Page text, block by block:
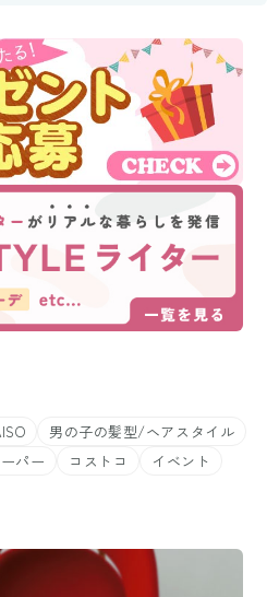
男の子の髪型/ヘアスタイル
パー コストコ
イベント